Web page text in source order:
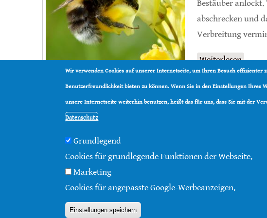
Bestäuber anlockt.
abschrecken und
Verbreitung
Weiterlesenüber
Wir verwenden Cookies auf unserer Internetseite, um Ihren Besuch effizienter
Benutzerfreundlichkeit bieten zu können. Wenn Sie in den Einstellungen Ihres
unsere Internetseite weiterhin benutzen, heißt das für uns, dass Sie mit der
Datenschutz
Grundlegend
Cookies für grundlegende Funktionen der Webseite.
Marketing
Cookies für angepasste Google-Werbeanzeigen.
Einstellungen speichern